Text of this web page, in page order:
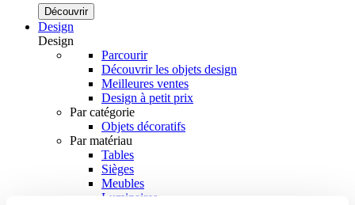
Découvrir
Design
Design
Parcourir
Découvrir les objets design
Meilleures ventes
Design à petit prix
Par catégorie
Objets décoratifs
Par matériau
Tables
Sièges
Meubles
Luminaires